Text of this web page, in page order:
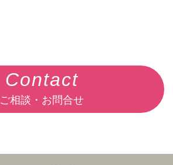
Contact
ご相談・お問合せ